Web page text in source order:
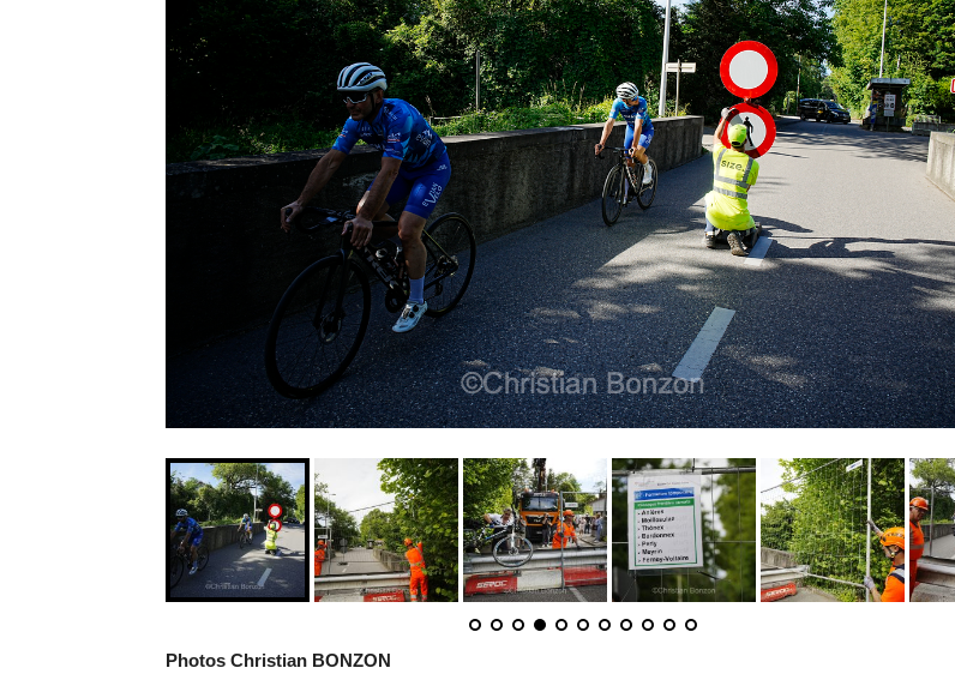
Photos Christian BONZON